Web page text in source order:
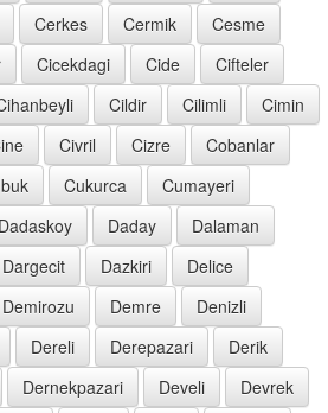
Cerkes Cermik
Cesme
Cicekdagi Cide
Cifteler
Cildir Cilimli
Cimin
Civril Cizre
Cobanlar
Cukurca
Cumayeri
Dadaskoy Daday
Dalaman
Dargecit Dazkiri
Delice
Demirozu Demre
Denizli
Dereli Derepazari
Derik
Dernekpazari Develi Devrek